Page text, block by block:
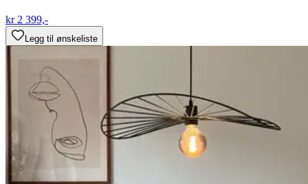
kr 2 399,-
Legg til ønskeliste